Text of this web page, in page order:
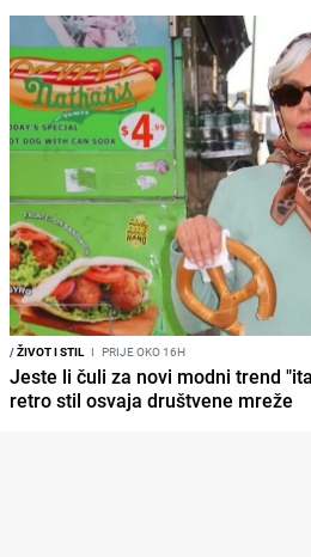
/ŽIVOT I STIL I PRIJE OKO 16H
Jeste li čuli za novi modni trend
retro stil osvaja društvene mreže